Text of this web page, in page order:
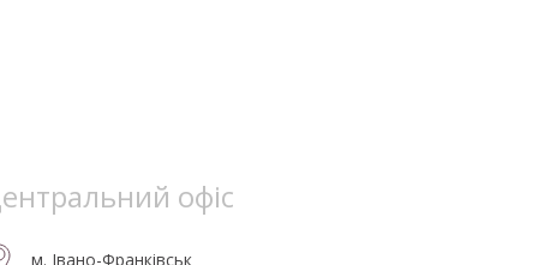
офіс
м. Івано-Франківськ